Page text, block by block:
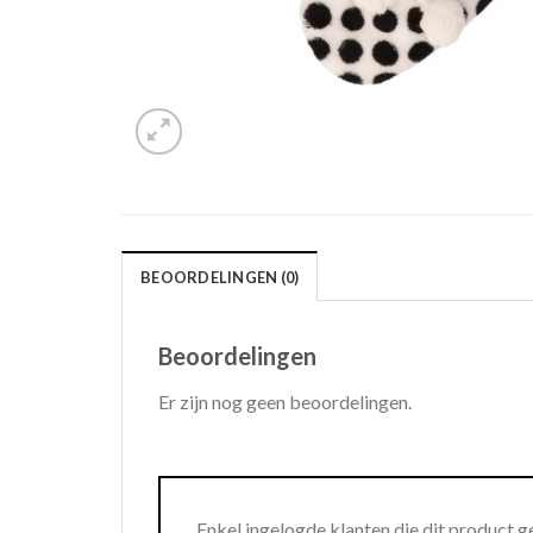
BEOORDELINGEN (0)
Beoordelingen
Er zijn nog geen beoordelingen.